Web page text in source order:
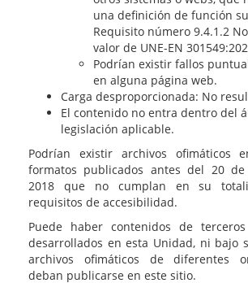
una definición de función
Requisito número 9.4.1.2
valor de UNE-EN
Podrían existir fallos
en alguna página web.
Carga desproporcionada: No
El contenido no entra dentro del
legislación aplicable.
Podrían existir archivos ofimáticos
formatos publicados antes del 20
2018 que no cumplan en su
requisitos de accesibilidad.
Puede haber contenidos de
desarrollados en esta Unidad, ni bajo
archivos ofimáticos de diferentes
deban publicarse en este sitio.